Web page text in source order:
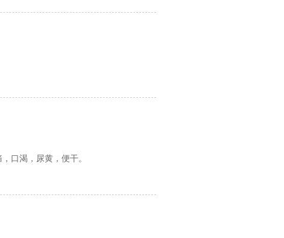
口渴，尿黄，便干。